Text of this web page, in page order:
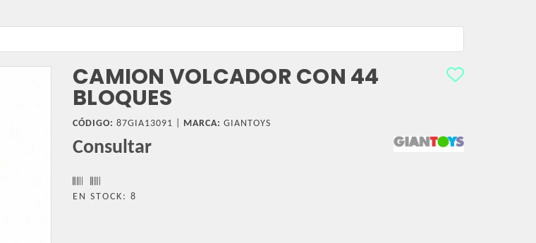
CAMION VOLCADOR CON 44
BLOQUES
CÓDIGO: 87GIA13091 | MARCA: GIANTOYS
Consultar
EN STOCK: 8